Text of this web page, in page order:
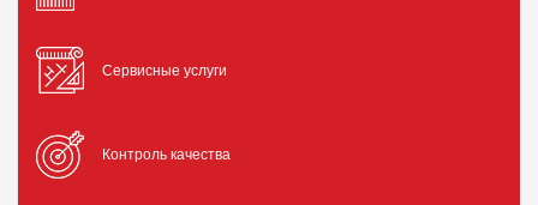
Сервисные услуги
Контроль качества